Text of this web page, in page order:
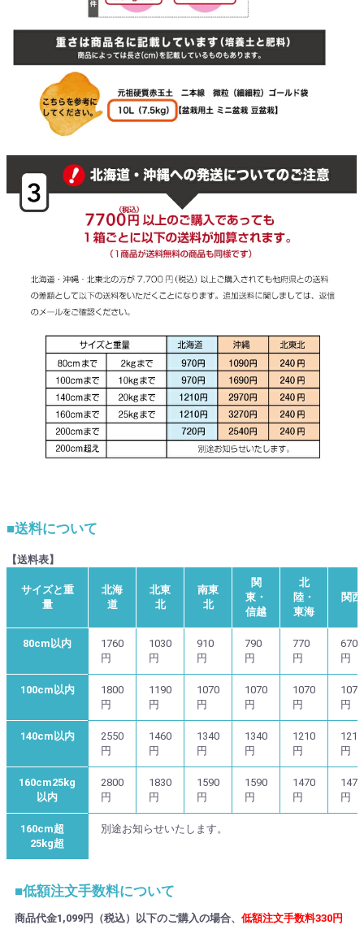
■送料について
【送料表】
サイズと重
量
北海
道
北東
北
南東
北
関
東・
信越
北
陸・
東海
関西
80cm以内
1760
円
1030
円
910
円
790
円
770
円
670
円
100cm以内
1800
円
1190
円
1070
円
1070
円
1070
円
1070
円
140cm以内
2550
円
1460
円
1340
円
1340
円
1210
円
1210
円
160cm25kg
以内
2800
円
1830
円
1590
円
1590
円
1470
円
1470
円
160cm超
25kg超
別途お知らせいたします。
■低額注文手数料について
商品代金1,099円（税込）以下のご購入の場合、 低額注文手数料330円